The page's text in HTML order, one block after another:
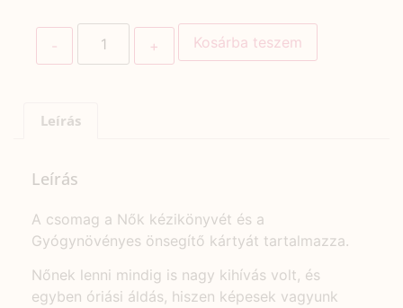
Kosárba teszem
Leírás
Leírás
A csomag a Nők kézikönyvét és a
Gyógynövényes önsegítő kártyát tartalmazza.
Nőnek lenni mindig is nagy kihívás volt, és
egyben óriási áldás, hiszen képesek vagyunk